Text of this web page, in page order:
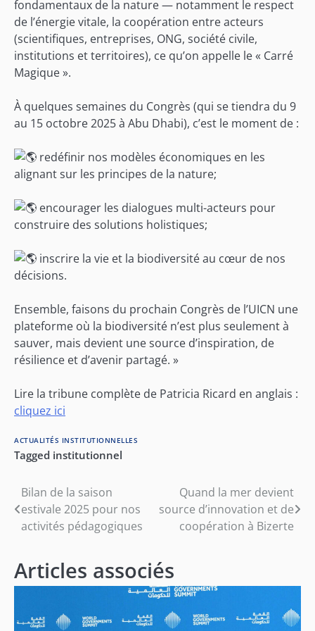
fondamentaux de la nature — notamment le respect
de l’énergie vitale, la coopération entre acteurs
(scientifiques, entreprises, ONG, société civile,
institutions et territoires), ce qu’on appelle le « Carré
Magique ».
À quelques semaines du Congrès (qui se tiendra du 9
au 15 octobre 2025 à Abu Dhabi), c’est le moment de :
redéfinir nos modèles économiques en les
alignant sur les principes de la nature;
encourager les dialogues multi-acteurs pour
construire des solutions holistiques;
inscrire la vie et la biodiversité au cœur de nos
décisions.
Ensemble, faisons du prochain Congrès de l’UICN une
plateforme où la biodiversité n’est plus seulement à
sauver, mais devient une source d’inspiration, de
résilience et d’avenir partagé. »
Lire la tribune complète de Patricia Ricard en anglais :
cliquez ici
ACTUALITÉS INSTITUTIONNELLES
Tagged institutionnel
Navigation
de
Bilan de la saison
estivale 2025 pour nos
activités pédagogiques
Quand la mer devient
source d’innovation et de
coopération à Bizerte
Articles associés